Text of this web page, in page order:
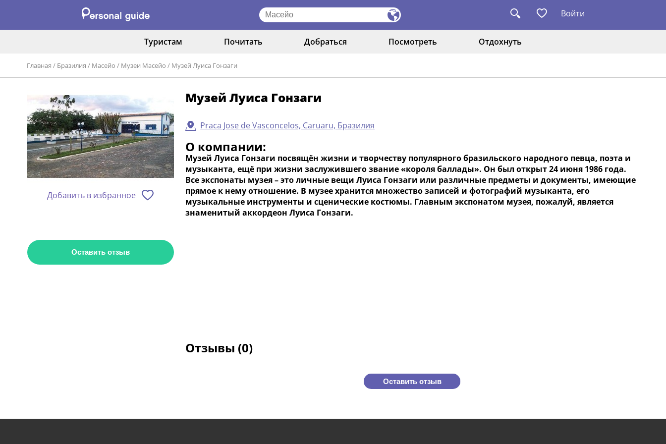
Войти
Туристам Почитать Добраться Посмотреть Отдохнуть
Главная / Бразилия / Масейо / Музеи Масейо / Музей Луиса Гонзаги
Добавить в избранное
Оставить отзыв
Музей Луиса Гонзаги
Praca Jose de Vasconcelos, Caruaru, Бразилия
О компании:
Музей Луиса Гонзаги посвящён жизни и творчеству популярного бразильского народного певца, поэта и
музыканта, ещё при жизни заслужившего звание «короля баллады». Он был открыт 24 июня 1986 года.
Все экспонаты музея – это личные вещи Луиса Гонзаги или различные предметы и документы, имеющие
прямое к нему отношение. В музее хранится множество записей и фотографий музыканта, его
музыкальные инструменты и сценические костюмы. Главным экспонатом музея, пожалуй, является
знаменитый аккордеон Луиса Гонзаги.
Отзывы (0)
Оставить отзыв